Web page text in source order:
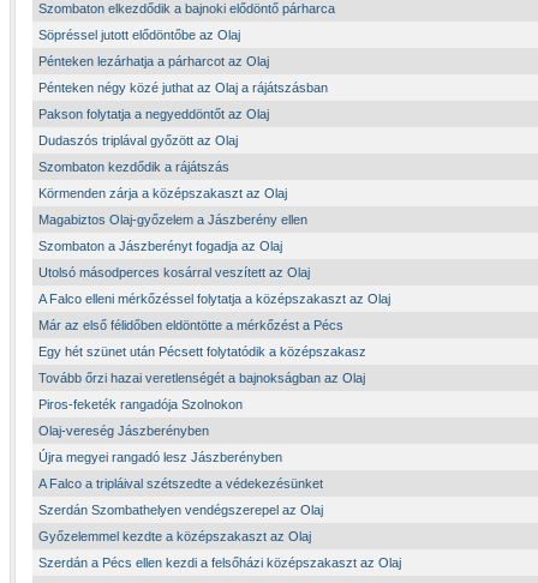
Szombaton elkezdődik a bajnoki elődöntő párharca
Söpréssel jutott elődöntőbe az Olaj
Pénteken lezárhatja a párharcot az Olaj
Pénteken négy közé juthat az Olaj a rájátszásban
Pakson folytatja a negyeddöntőt az Olaj
Dudaszós triplával győzött az Olaj
Szombaton kezdődik a rájátszás
Körmenden zárja a középszakaszt az Olaj
Magabiztos Olaj-győzelem a Jászberény ellen
Szombaton a Jászberényt fogadja az Olaj
Utolsó másodperces kosárral veszített az Olaj
A Falco elleni mérkőzéssel folytatja a középszakaszt az Olaj
Már az első félidőben eldöntötte a mérkőzést a Pécs
Egy hét szünet után Pécsett folytatódik a középszakasz
Tovább őrzi hazai veretlenségét a bajnokságban az Olaj
Piros-feketék rangadója Szolnokon
Olaj-vereség Jászberényben
Újra megyei rangadó lesz Jászberényben
A Falco a tripláival szétszedte a védekezésünket
Szerdán Szombathelyen vendégszerepel az Olaj
Győzelemmel kezdte a középszakaszt az Olaj
Szerdán a Pécs ellen kezdi a felsőházi középszakaszt az Olaj